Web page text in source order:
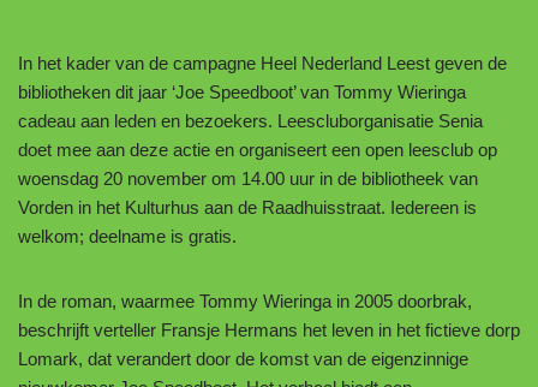
In het kader van de campagne Heel Nederland Leest geven de
bibliotheken dit jaar ‘Joe Speedboot’ van Tommy Wieringa
cadeau aan leden en bezoekers. Leescluborganisatie Senia
doet mee aan deze actie en organiseert een open leesclub op
woensdag 20 november om 14.00 uur in de bibliotheek van
Vorden in het Kulturhus aan de Raadhuisstraat. Iedereen is
welkom; deelname is gratis.
In de roman, waarmee Tommy Wieringa in 2005 doorbrak,
beschrijft verteller Fransje Hermans het leven in het fictieve dorp
Lomark, dat verandert door de komst van de eigenzinnige